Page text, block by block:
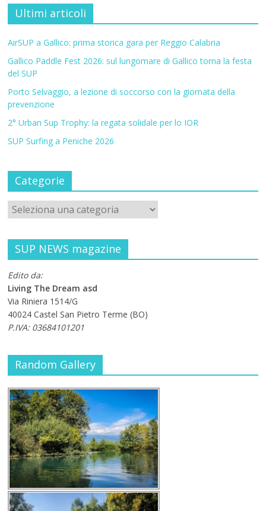
Ultimi articoli
AirSUP a Gallico: prima storica gara per Reggio Calabria
Gallico Paddle Fest 2026: sul lungomare di Gallico torna la festa
del SUP
Porto Selvaggio, a lezione di soccorso con la giornata della
prevenzione
2° Urban Sup Trophy: la regata solidale per lo IOR
SUP Surfing a Peniche 2026
Categorie
SUP NEWS magazine
Edito da:
Living The Dream asd
Via Riniera 1514/G
40024 Castel San Pietro Terme (BO)
P.IVA: 03684101201
Random Gallery